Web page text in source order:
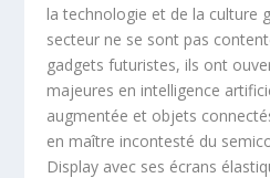
la technologie et de la culture
secteur ne se sont pas
gadgets futuristes, ils ont
majeures en intelligence
augmentée et objets
en maître incontesté du
Display avec ses écrans